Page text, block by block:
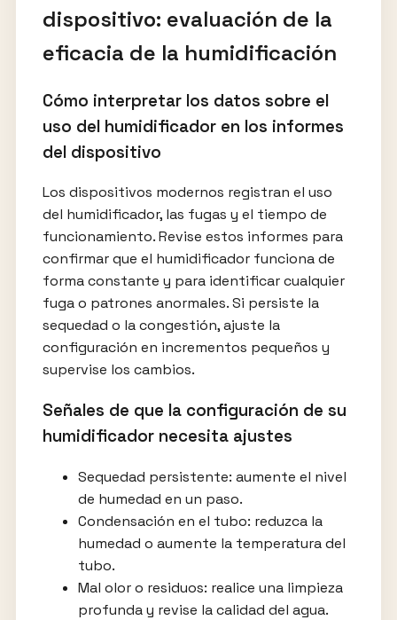
dispositivo: evaluación de la
eficacia de la humidificación
Cómo interpretar los datos sobre el
uso del humidificador en los informes
del dispositivo
Los dispositivos modernos registran el uso
del humidificador, las fugas y el tiempo de
funcionamiento. Revise estos informes para
confirmar que el humidificador funciona de
forma constante y para identificar cualquier
fuga o patrones anormales. Si persiste la
sequedad o la congestión, ajuste la
configuración en incrementos pequeños y
supervise los cambios.
Señales de que la configuración de su
humidificador necesita ajustes
Sequedad persistente: aumente el nivel
de humedad en un paso.
Condensación en el tubo: reduzca la
humedad o aumente la temperatura del
tubo.
Mal olor o residuos: realice una limpieza
profunda y revise la calidad del agua.